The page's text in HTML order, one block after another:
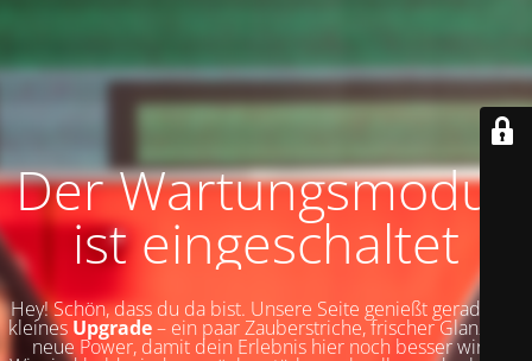
Der Wartungsmodus
ist eingeschaltet
Hey! Schön, dass du da bist. Unsere Seite genießt gerade ein
kleines Upgrade– ein paar Zauberstriche, frischer Glanz und
neue Power, damit dein Erlebnis hier noch besser wird.